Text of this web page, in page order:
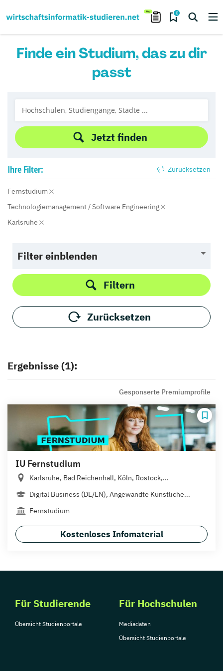
0
Finde ein Studium, das zu dir
passt
Jetzt finden
Ihre Filter: Zurücksetzen
Fernstudium
Technologiemanagement / Software Engineering
Karlsruhe
Filter einblenden
Filtern
Zurücksetzen
Ergebnisse (1):
Gesponserte Premiumprofile
IU Fernstudium
Karlsruhe, Bad Reichenhall, Köln, Rostock,...
Digital Business (DE/EN), Angewandte Künstliche...
Fernstudium
Kostenloses Infomaterial
Für Studierende
Übersicht Studienportale
Für Hochschulen
Mediadaten
Übersicht Studienportale